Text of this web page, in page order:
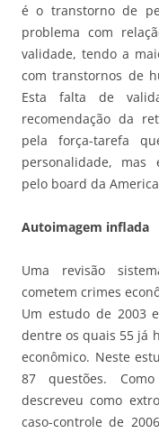
é o transtorno de
problema com
validade, tendo a
com transtornos de
Esta falta de
recomendação da
pela força-tarefa
personalidade, mas
pelo board da
Autoimagem inflada
Uma revisão
cometem crimes
Um estudo de 2003
dentre os quais 55 já
econômico. Neste
87 questões.
descreveu como
caso-controle de